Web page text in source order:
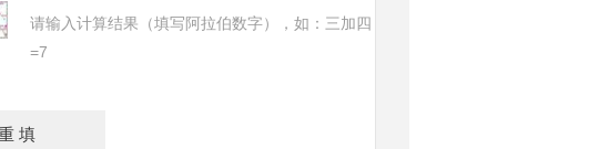
请输入计算结果（填写阿拉伯数字），如：三加四
=7